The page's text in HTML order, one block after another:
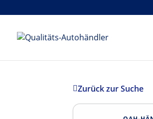
Zurück zur Suche